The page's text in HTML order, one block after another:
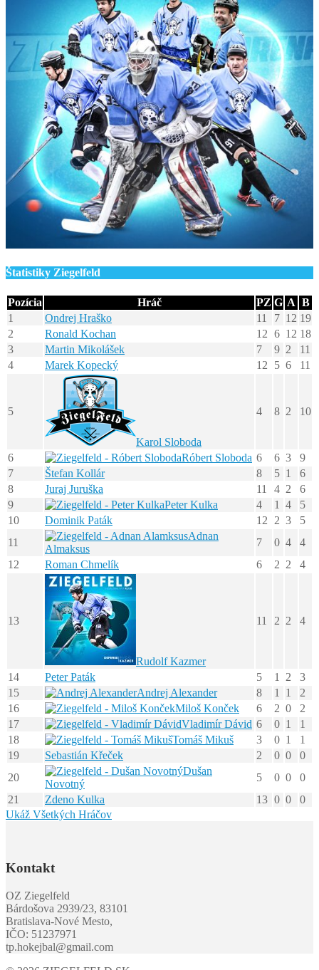
Štatistiky Ziegelfeld
Pozícia Hráč PZ G A B
1
Ondrej Hraško 11 7 12 19
2
Ronald Kochan 12 6 12 18
3
Martin Mikolášek 7 9 2
11
4
Marek Kopecký 12 5 6 11
5
Karol Sloboda
4 8 2 10
6 Róbert Sloboda 6 6 3
9
7
Štefan Kollár 8 5 1
6
8
Juraj Juruška 11 4 2
6
9
Peter Kulka 4 1 4
5
10
Dominik Paták 12 2 3
5
11
Adnan
Almaksus
7 0 4
4
12
Roman Chmelík 6 2 2 4
13
Rudolf Kazmer
11 2 2 4
14 Peter Paták 5 1 2
3
15
Andrej Alexander 8 1 1
2
16
Miloš Konček 6 2 0
2
17
Vladimír Dávid 6 0 1
1
18
Tomáš Mikuš 3 0 1
1
19
Sebastián Křeček 2 0 0
0
20
Dušan
Novotný
5 0 0
0
21
Zdeno Kulka 13 0 0
0
Ukáž Všetkých Hráčov
Kontakt
OZ Ziegelfeld
Bárdošova 2939/23, 83101
Bratislava-Nové Mesto,
IČO: 51237971
tp.hokejbal@gmail.com